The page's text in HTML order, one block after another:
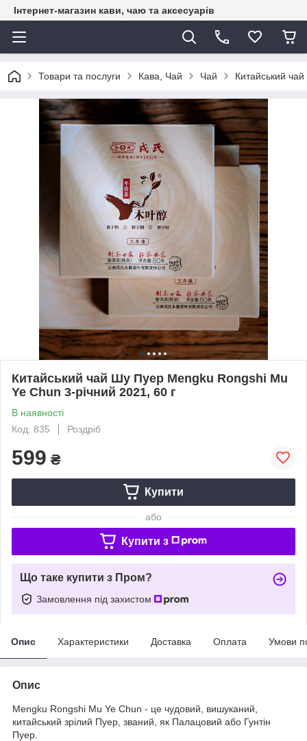
Інтернет-магазин кави, чаю та аксесуарів
Товари та послуги Кава, Чай Чай Китайський чай
Китайський чай Шу Пуер Mengku Rongshi Mu
Ye Chun 3-річний 2021, 60 г
В наявності
Код: 835
Роздріб
599 ₴
Купити
або
Купити з
Що таке купити з Пром?
Замовлення під захистом
Опис Характеристики Доставка Оплата Умови
Опис
Mengku Rongshi Mu Ye Chun - це чудовий, вишуканий,
китайський зрілий Пуер, званий, як Палацовий або Гунтін
Пуер.